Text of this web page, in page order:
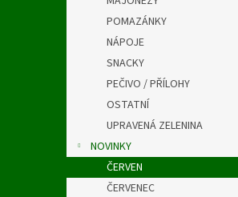
POMAZÁNKY
NÁPOJE
SNACKY
PEČIVO / PŘÍLOHY
OSTATNÍ
UPRAVENÁ ZELENINA
NOVINKY
ČERVEN
ČERVENEC